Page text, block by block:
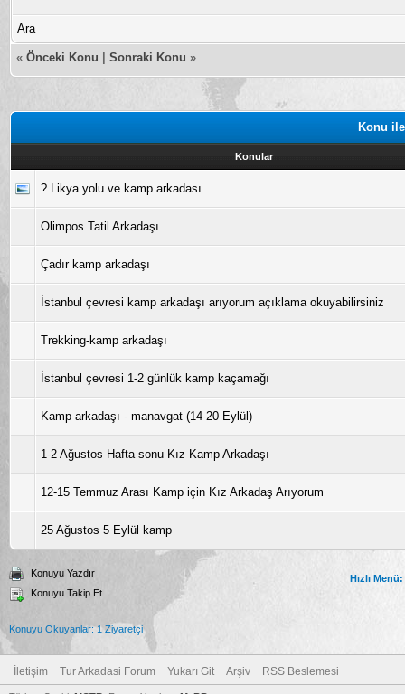
Ara
« Önceki Konu Sonraki Konu »
Konu
Konular
? Likya yolu ve kamp arkadası
Olimpos Tatil Arkadaşı
Çadır kamp arkadaşı
İstanbul çevresi kamp arkadaşı arıyorum açıklama okuyabilirsiniz
Trekking-kamp arkadaşı
İstanbul çevresi 1-2 günlük kamp kaçamağı
Kamp arkadaşı - manavgat (14-20 Eylül)
1-2 Ağustos Hafta sonu Kız Kamp Arkadaşı
12-15 Temmuz Arası Kamp için Kız Arkadaş Arıyorum
25 Ağustos 5 Eylül kamp
Konuyu Yazdır
Konuyu Takip Et
Hızlı Menü:
Konuyu Okuyanlar: 1 Ziyaretçi
İletişim Tur Arkadasi Forum Yukarı Git Arşiv RSS Beslemesi